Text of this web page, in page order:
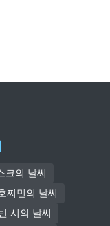
의 날씨
민의 날씨
시의 날씨